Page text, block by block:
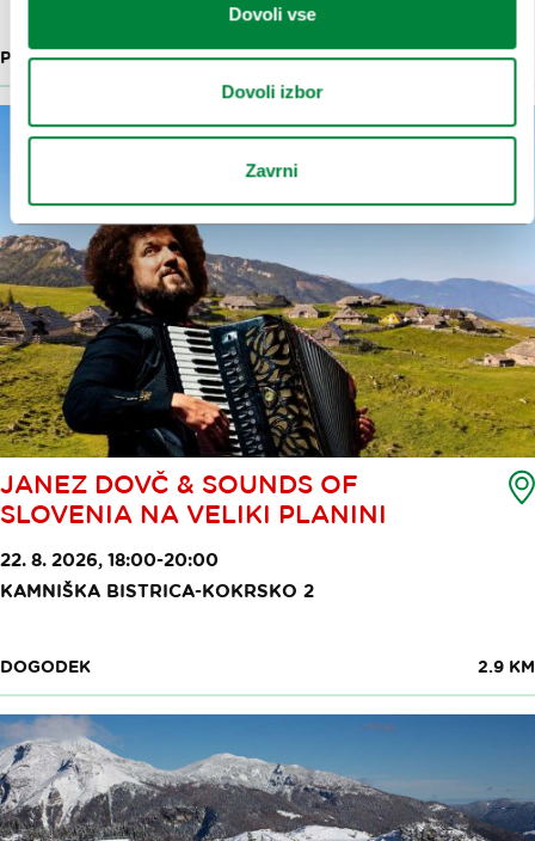
Dovoli vse
Dovoli izbor
Zavrni
PARKI IN NARAVA 2.9 KM
JANEZ DOVČ & SOUNDS OF
SLOVENIA NA VELIKI PLANINI
22. 8. 2026, 18:00-20:00
KAMNIŠKA BISTRICA-KOKRSKO 2
DOGODEK 2.9 KM